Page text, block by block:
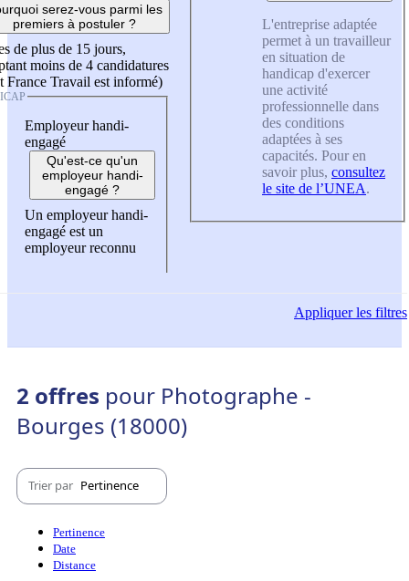
serez-vous parmi les
premiers à postuler ?
de plus de 15 jours,
moins de 4 candidatures
France Travail est informé)
Employeur handi-
engagé
Qu'est-ce qu'un
employeur handi-
engagé ?
Un employeur handi-
engagé est un
employeur reconnu
L'entreprise adaptée
permet à un travailleur
en situation de
handicap d'exercer
une activité
professionnelle dans
des conditions
adaptées à ses
capacités. Pour en
savoir plus, consultez
le site de l’UNEA.
Appliquerles filtres
2 offres pour Photographe -
Bourges (18000)
Trier par Pertinence
Pertinence
Date
Distance